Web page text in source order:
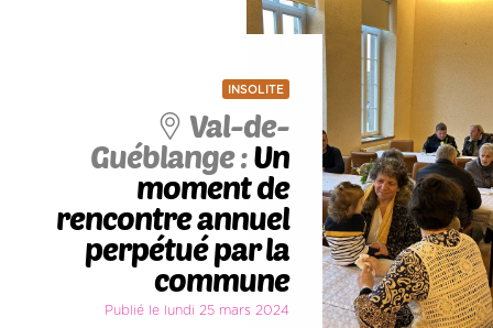
INSOLITE
Val-de-
Guéblange :Un
moment de
rencontre annuel
perpétué par la
commune
Publié le lundi 25 mars 2024